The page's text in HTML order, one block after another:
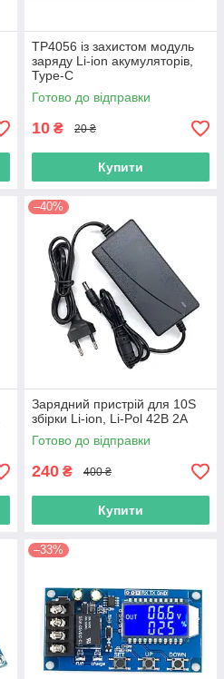
TP4056 із захистом модуль
заряду Li-ion акумуляторів,
Type-C
Готово до відправки
10 ₴ 20 ₴
Купити
–40%
Зарядний пристрій для 10S
збірки Li-ion, Li-Pol 42В 2А
Готово до відправки
240 ₴ 400 ₴
Купити
–33%